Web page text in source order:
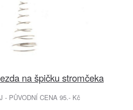
na špičku stromčeka
- PŮVODNÍ CENA 95.- Kč